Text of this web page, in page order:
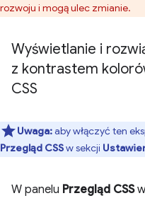
rozwoju i mogą ulec zmianie.
Wyświetlanie i
z kontrastem
CSS
Uwaga:aby włączyć ten
Przegląd CSSw sekcji
W panelu Przegląd CSS